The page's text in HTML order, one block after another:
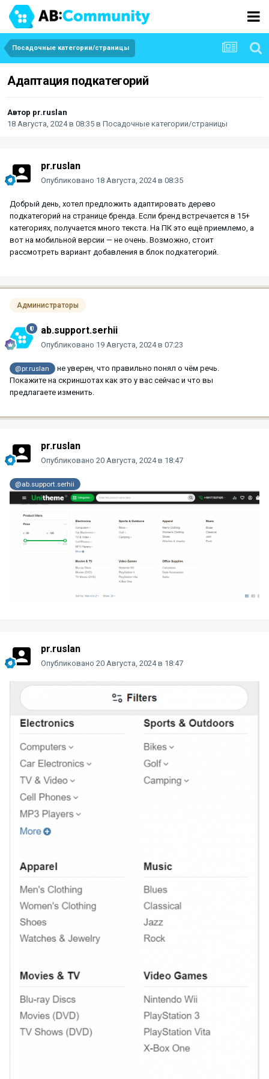
Посадочные категории/страницы
Адаптация подкатегорий
Автор pr.ruslan
18 Августа, 2024 в 08:35 в Посадочные категории/страницы
pr.ruslan
Опубликовано 18 Августа, 2024 в 08:35
Добрый день, хотел предложить адаптировать дерево
подкатегорий на странице бренда. Если бренд встречается в 15+
категориях, получается много текста. На ПК это ещё приемлемо, а
вот на мобильной версии — не очень. Возможно, стоит
рассмотреть вариант добавления в блок подкатегорий.
Администраторы
ab.support.serhii
Опубликовано 19 Августа, 2024 в 07:23
@pr.ruslan
не уверен, что правильно понял о чём речь.
Покажите на скриншотах как это у вас сейчас и что вы
предлагаете изменить.
pr.ruslan
Опубликовано 20 Августа, 2024 в 18:47
@ab.support.serhii
pr.ruslan
Опубликовано 20 Августа, 2024 в 18:47